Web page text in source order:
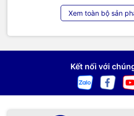
Xem toàn bộ sản
Kết nối với